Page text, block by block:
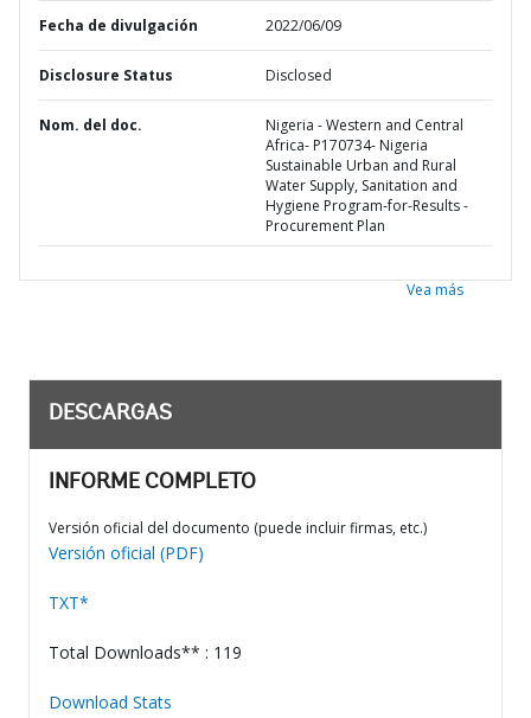
Fecha de divulgación 2022/06/09
Disclosure Status Disclosed
Nom. del doc.
Nigeria - Western and Central
Africa- P170734- Nigeria
Sustainable Urban and Rural
Water Supply, Sanitation and
Hygiene Program-for-Results -
Procurement Plan
Vea más
DESCARGAS
INFORME COMPLETO
Versión oficial del documento (puede incluir firmas, etc.)
Versión oficial (PDF)
TXT*
Total Downloads** : 119
Download Stats